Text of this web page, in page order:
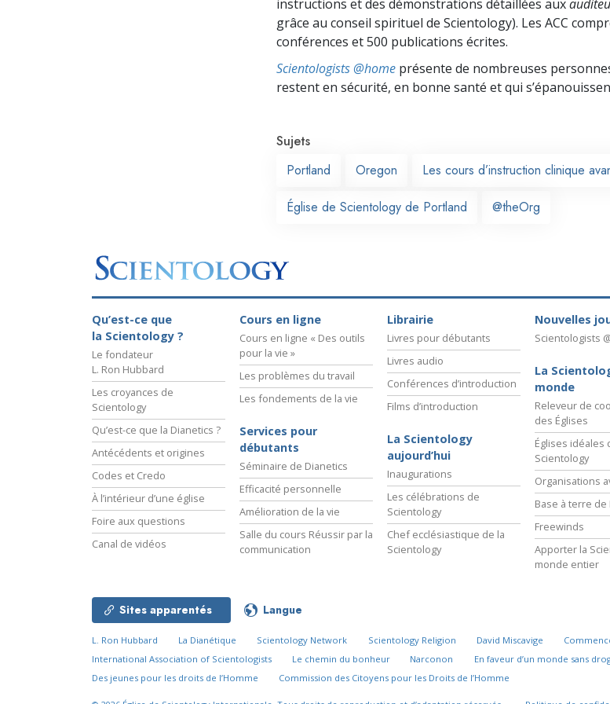
instructions et des démonstrations détaillées aux
grâce au conseil spirituel de Scientology). Les ACC
conférences et 500 publications écrites.
Scientologists @home présente de nombreuses
restent en sécurité, en bonne santé et qui
Sujets
Portland
Oregon Les cours d’instruction clinique
Église de Scientology de Portland @theOrg
Qu’est-ce que
la Scientology ?
Le fondateur
L. Ron Hubbard
Les croyances de
Scientology
Qu’est-ce que la Dianetics ?
Antécédents et origines
Codes et Credo
À l’intérieur d’une église
Foire aux questions
Canal de vidéos
Cours en ligne
Cours en ligne « Des outils
pour la vie »
Les problèmes du travail
Les fondements de la vie
Services pour
débutants
Séminaire de Dianetics
Efficacité personnelle
Amélioration de la vie
Salle du cours Réussir par la
communication
Librairie
Livres pour débutants
Livres audio
Conférences d’introduction
Films d’introduction
La Scientology
aujourd’hui
Inaugurations
Les célébrations de
Scientology
Chef ecclésiastique de la
Scientology
Nouvelles
Scientologists
La
monde
Releveur de
des Églises
Églises idéales
Scientology
Organisations
Base à terre de
Freewinds
Apporter la
monde entier
Sites apparentés Langue
L. Ron Hubbard La Dianétique Scientology Network Scientology Religion David Miscavige
International Association of Scientologists
Le chemin du bonheur Narconon En faveur d’un monde sans
Des jeunes pour les droits de l’Homme
Commission des Citoyens pour les Droits de l’Homme